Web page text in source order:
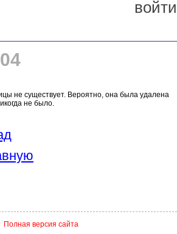
войти
не существует. Вероятно, она была удалена
не было.
Полная версия сайта